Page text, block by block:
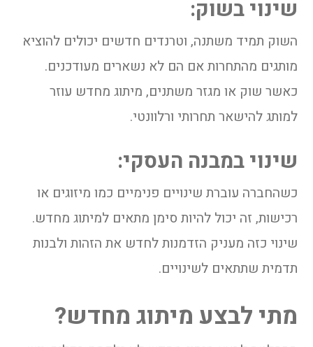
שינוי בשוק:
השוק תמיד משתנה, וטרנדים חדשים יכולים להוציא
מותגים מהתחרות אם הם לא נשארים מעודכנים.
כאשר שוק או מגזר משתנים, מיתוג מחדש עוזר
למותג להישאר תחרותי ורלוונטי.
שינוי במבנה העסקי:
כשהחברה עוברת שינויים פנימיים כמו מיזוגים או
רכישות, זה יכול להיות סימן מתאים למיתוג מחדש.
שינוי כזה מעניק הזדמנות לחדש את הזהות ולבנות
תדמית שתתאים לשינויים.
מתי לבצע מיתוג מחדש?